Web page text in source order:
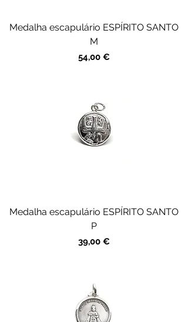
Medalha escapulário ESPÍRITO SANTO
M
Preço
54,00 €
Medalha escapulário ESPÍRITO SANTO
P
Preço
39,00 €